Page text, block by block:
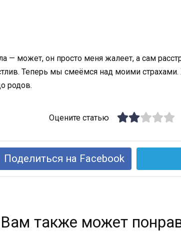
— может, он просто меня жалеет, а сам
Теперь мы смеёмся над моими
родов.
Оцените статью
Поделиться на Facebook
Вам также может